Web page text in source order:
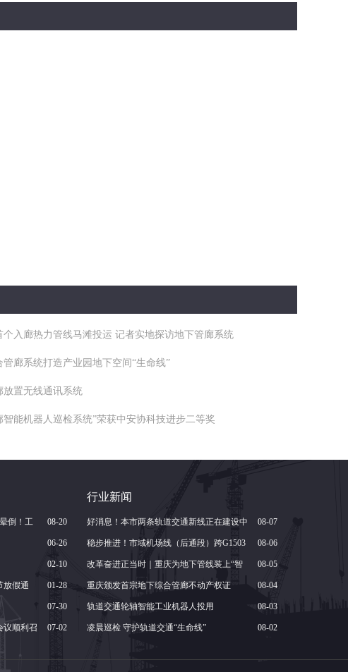
个入廊热力管线马滩投运 记者实地探访地下管廊系统
管廊系统打造产业园地下空间“生命线”
放置无线通讯系统
智能机器人巡检系统”荣获中安协科技进步二等奖
08-20
倒！工
06-26
02-10
01-28
放假通
07-30
07-02
议顺利召
行业新闻
08-07
好消息！本市两条轨道交通新线正在建设中
08-06
稳步推进！市域机场线（后通段）跨G1503
桥梁顶升施工收官 08-05
改革奋进正当时｜重庆为地下管线装上“智
慧大脑” 08-04
重庆颁发首宗地下综合管廊不动产权证
08-03
轨道交通轮轴智能工业机器人投用
08-02
凌晨巡检 守护轨道交通“生命线”